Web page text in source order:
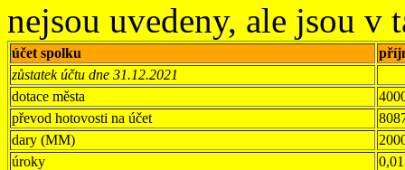
nejsou uvedeny, ale jsou v
účet spolku
zůstatek účtu dne 31.12.2021
dotace města
převod hotovosti na účet
dary (MM)
úroky
0,01